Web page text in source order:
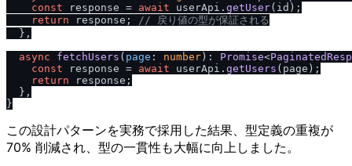
const response = await userApi. getUser(id);
return response; // 戻り値の型が保証される
  },
async
fetchUsers ( page : number ): Promise<
const response = await userApi. getUsers (page);
return response;
  },
この設計パターンを実務で採用した結果、型定義の重複が
70% 削減され、型の一貫性も大幅に向上しました。